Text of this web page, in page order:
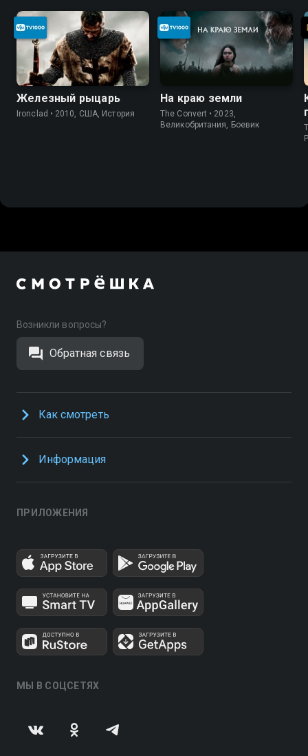
Железный рыцарь
Ironclad • 2010, США, История
На краю земли
The Convert • 2023,
Великобритания, Боевик
Возникли вопросы?
Обратная связь
Как смотреть
Информация
ПРИЛОЖЕНИЯ
МЫ В СОЦСЕТЯХ